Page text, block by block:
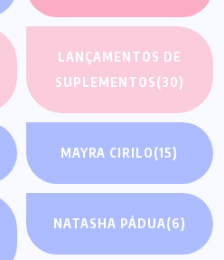
LANÇAMENTOS DE
SUPLEMENTOS(30)
MAYRA CIRILO(15)
NATASHA PÁDUA(6)